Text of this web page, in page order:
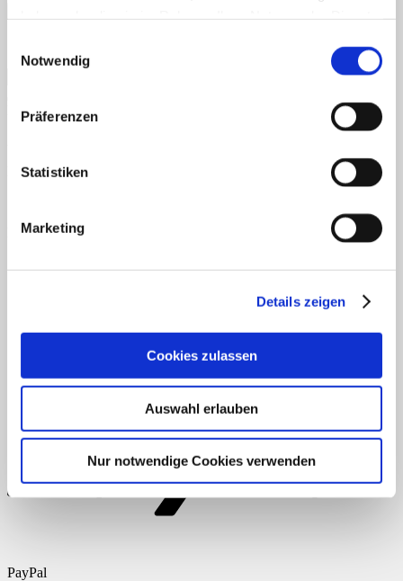
Notwendig
Präferenzen
Statistiken
Marketing
Details zeigen
Cookies zulassen
Auswahl erlauben
Nur notwendige Cookies verwenden
Neueste Kommentare
Kategorien
Meta
Impressum
PayPal